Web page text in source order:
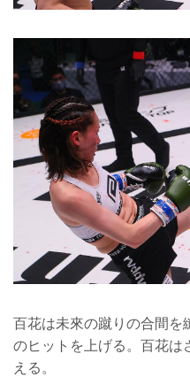
百花は未來の蹴りの合間を
のヒットを上げる。百花は
える。